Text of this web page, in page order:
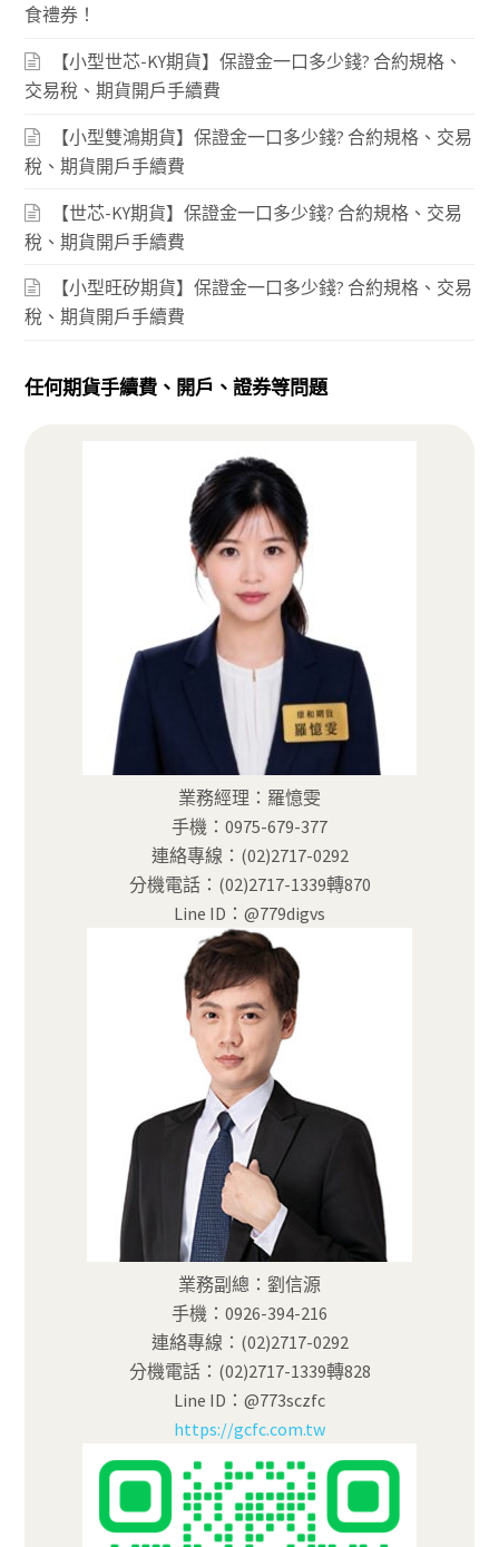
食禮券！
【小型世芯-KY期貨】保證金一口多少錢? 合約規格、
交易稅、期貨開戶手續費
【小型雙鴻期貨】保證金一口多少錢? 合約規格、交易
稅、期貨開戶手續費
【世芯-KY期貨】保證金一口多少錢? 合約規格、交易
稅、期貨開戶手續費
【小型旺矽期貨】保證金一口多少錢? 合約規格、交易
稅、期貨開戶手續費
任何期貨手續費、開戶、證券等問題
業務經理：羅憶雯
手機：0975-679-377
連絡專線：(02)2717-0292
分機電話：(02)2717-1339轉870
Line ID：@779digvs
業務副總：劉信源
手機：0926-394-216
連絡專線：(02)2717-0292
分機電話：(02)2717-1339轉828
Line ID：@773sczfc
https://gcfc.com.tw